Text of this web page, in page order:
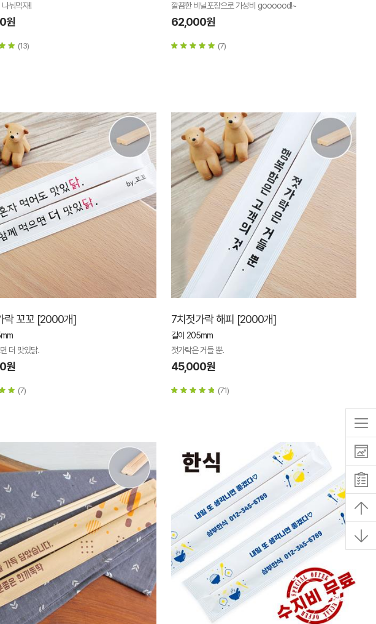
눠먹자!!
원
(13)
깔끔한 비닐포장으로 가성비 goooood!~
62,000원
(7)
락 꼬꼬 [2000개]
더 맛있닭.
원
(7)
7치젓가락 해피 [2000개]
길이 205mm
젓가락은 거들 뿐.
45,000원
(71)